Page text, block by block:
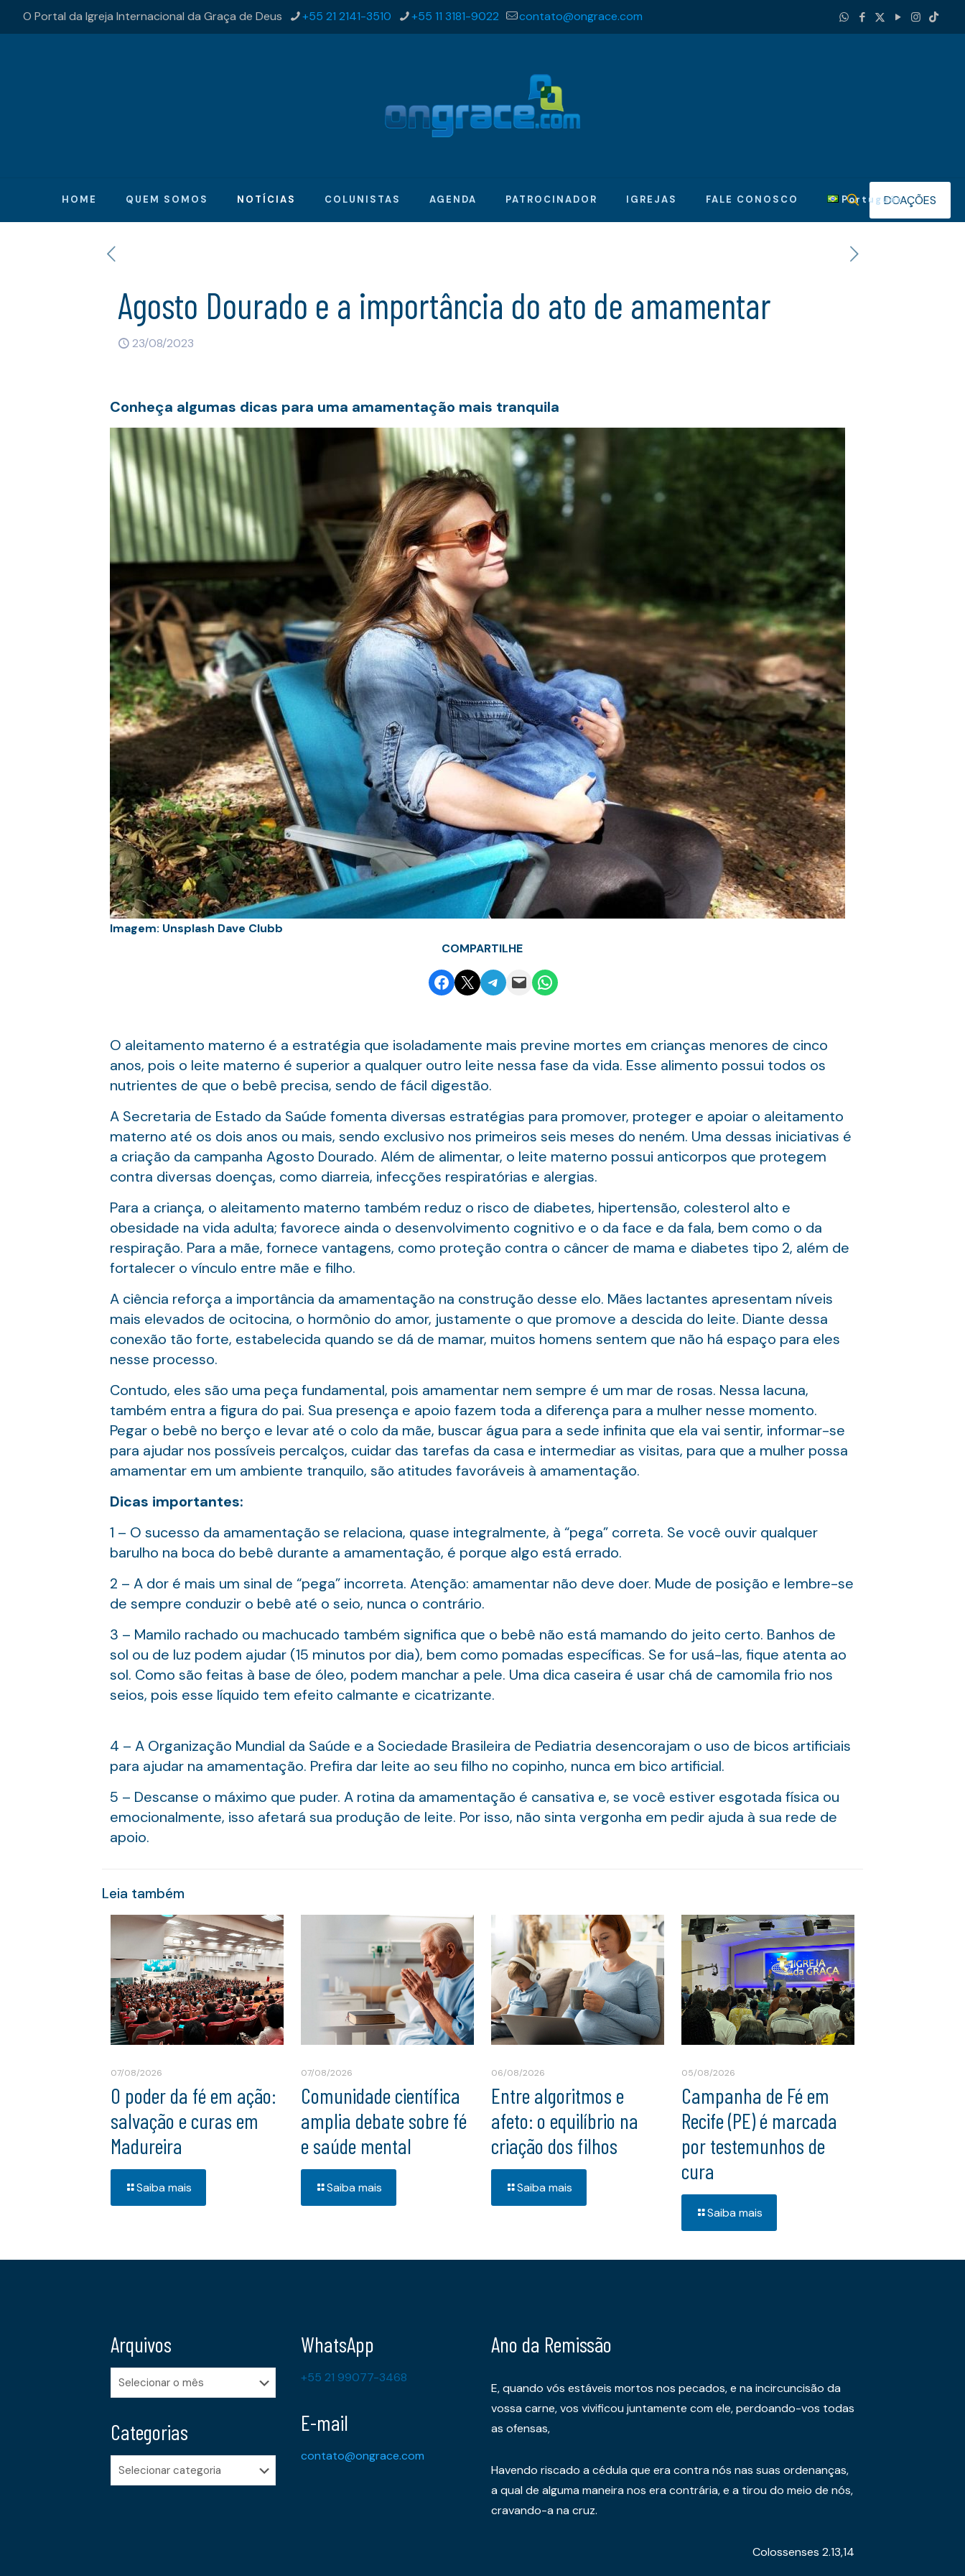
O Portal da Igreja Internacional da Graça de Deus +55 21 2141-3510 +55 11 3181-9022 contato@ongrace.com
HOME QUEM SOMOS NOTÍCIAS COLUNISTAS AGENDA PATROCINADOR IGREJAS FALE CONOSCO PortuguêsDOAÇÕES
Agosto Dourado e a importância do ato de amamentar
23/08/2023
Conheça algumas dicas para uma amamentação mais tranquila
Imagem: Unsplash Dave Clubb
COMPARTILHE
Share on Facebook
Email this PageShare on Telegram
Email this PageShare on WhatsApp
O aleitamento materno é a estratégia que isoladamente mais previne mortes em crianças menores de cinco
anos, pois o leite materno é superior a qualquer outro leite nessa fase da vida. Esse alimento possui todos os
nutrientes de que o bebê precisa, sendo de fácil digestão.
A Secretaria de Estado da Saúde fomenta diversas estratégias para promover, proteger e apoiar o aleitamento
materno até os dois anos ou mais, sendo exclusivo nos primeiros seis meses do neném. Uma dessas iniciativas é
a criação da campanha Agosto Dourado. Além de alimentar, o leite materno possui anticorpos que protegem
contra diversas doenças, como diarreia, infecções respiratórias e alergias.
Para a criança, o aleitamento materno também reduz o risco de diabetes, hipertensão, colesterol alto e
obesidade na vida adulta; favorece ainda o desenvolvimento cognitivo e o da face e da fala, bem como o da
respiração. Para a mãe, fornece vantagens, como proteção contra o câncer de mama e diabetes tipo 2, além de
fortalecer o vínculo entre mãe e filho.
A ciência reforça a importância da amamentação na construção desse elo. Mães lactantes apresentam níveis
mais elevados de ocitocina, o hormônio do amor, justamente o que promove a descida do leite. Diante dessa
conexão tão forte, estabelecida quando se dá de mamar, muitos homens sentem que não há espaço para eles
nesse processo.
Contudo, eles são uma peça fundamental, pois amamentar nem sempre é um mar de rosas. Nessa lacuna,
também entra a figura do pai. Sua presença e apoio fazem toda a diferença para a mulher nesse momento.
Pegar o bebê no berço e levar até o colo da mãe, buscar água para a sede infinita que ela vai sentir, informar-se
para ajudar nos possíveis percalços, cuidar das tarefas da casa e intermediar as visitas, para que a mulher possa
amamentar em um ambiente tranquilo, são atitudes favoráveis à amamentação.
Dicas importantes:
1 – O sucesso da amamentação se relaciona, quase integralmente, à “pega” correta. Se você ouvir qualquer
barulho na boca do bebê durante a amamentação, é porque algo está errado.
2 – A dor é mais um sinal de “pega” incorreta. Atenção: amamentar não deve doer. Mude de posição e lembre-se
de sempre conduzir o bebê até o seio, nunca o contrário.
3 – Mamilo rachado ou machucado também significa que o bebê não está mamando do jeito certo. Banhos de
sol ou de luz podem ajudar (15 minutos por dia), bem como pomadas específicas. Se for usá-las, fique atenta ao
sol. Como são feitas à base de óleo, podem manchar a pele. Uma dica caseira é usar chá de camomila frio nos
seios, pois esse líquido tem efeito calmante e cicatrizante.
4 – A Organização Mundial da Saúde e a Sociedade Brasileira de Pediatria desencorajam o uso de bicos artificiais
para ajudar na amamentação. Prefira dar leite ao seu filho no copinho, nunca em bico artificial.
5 – Descanse o máximo que puder. A rotina da amamentação é cansativa e, se você estiver esgotada física ou
emocionalmente, isso afetará sua produção de leite. Por isso, não sinta vergonha em pedir ajuda à sua rede de
apoio.
Leia também
07/08/2026
O poder da fé em ação:
salvação e curas em
Madureira
Saiba mais
07/08/2026
Comunidade científica
amplia debate sobre fé
e saúde mental
Saiba mais
06/08/2026
Entre algoritmos e
afeto: o equilíbrio na
criação dos filhos
Saiba mais
05/08/2026
Campanha de Fé em
Recife (PE) é marcada
por testemunhos de
cura
Saiba mais
Arquivos
Arquivos
Categorias
Categorias
WhatsApp
+55 21 99077-3468
E-mail
contato@ongrace.com
Ano da Remissão
E, quando vós estáveis mortos nos pecados, e na incircuncisão da
vossa carne, vos vivificou juntamente com ele, perdoando-vos todas
as ofensas,
Havendo riscado a cédula que era contra nós nas suas ordenanças,
a qual de alguma maneira nos era contrária, e a tirou do meio de nós,
cravando-a na cruz.
Colossenses 2.13,14